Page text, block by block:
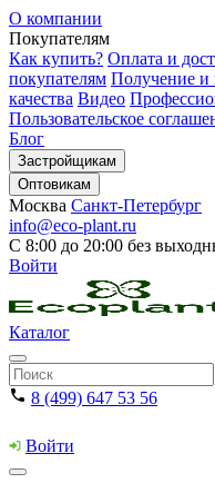
О компании
Покупателям
Как купить? Оплата и
покупателям Получение и
качества Видео
Пользовательское
Блог
Застройщикам
Оптовикам
Москва Санкт-Петербург
info@eco-plant.ru
С 8:00 до 20:00 без
Войти
Каталог
8 (499) 647 53 56
Войти